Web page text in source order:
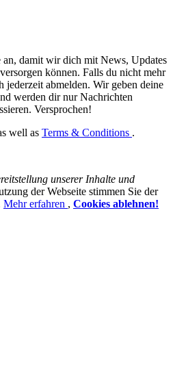
damit wir dich mit News, Updates
können. Falls du nicht mehr
jederzeit abmelden. Wir geben deine
werden dir nur Nachrichten
Versprochen!
well as Terms & Conditions .
unserer Inhalte und
der Webseite stimmen Sie der
Mehr erfahren , Cookies ablehnen!